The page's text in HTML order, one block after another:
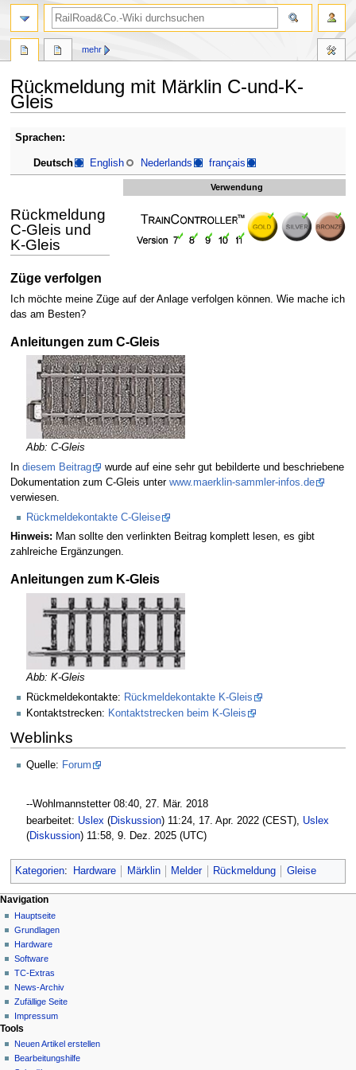
Rückmeldung mit Märklin C-und-K-
Gleis
Zur
springen
Zur
springen
Sprachen:
Deutsch English Nederlands français
Verwendung
Rückmeldung
C-Gleis und
K-Gleis
Züge verfolgen
Ich möchte meine Züge auf der Anlage verfolgen können. Wie mache ich
das am Besten?
Anleitungen zum C-Gleis
Abb: C-Gleis
In diesem Beitrag
wurde auf eine sehr gut bebilderte und beschriebene
Dokumentation zum C-Gleis unter www.maerklin-sammler-infos.de
verwiesen.
Rückmeldekontakte C-Gleise
Hinweis: Man sollte den verlinkten Beitrag komplett lesen, es gibt
zahlreiche Ergänzungen.
Anleitungen zum K-Gleis
Abb: K-Gleis
Rückmeldekontakte: Rückmeldekontakte K-Gleis
Kontaktstrecken: Kontaktstrecken beim K-Gleis
Weblinks
Quelle: Forum
--Wohlmannstetter 08:40, 27. Mär. 2018‎
bearbeitet: Uslex (Diskussion) 11:24, 17. Apr. 2022 (CEST), Uslex
(Diskussion) 11:58, 9. Dez. 2025 (UTC)
Kategorien: Hardware Märklin Melder Rückmeldung Gleise
N
a
v
g
a
i
o
n
Seitenaktionen
Seite
Diskussion
Lesen
Quelltext
anzeigen
Versionsgeschichte
mehr
Meine Werkzeuge
Deutsch
Anmelden
Navigation
Hauptseite
Grundlagen
Hardware
Software
TC-Extras
News-Archiv
Zufällige Seite
Impressum
Suche
Tools
Neuen Artikel erstellen
Bearbeitungshilfe